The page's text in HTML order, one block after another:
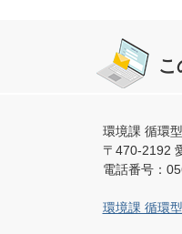
こ
環境課 循環
〒470-2192
電話番号：
環境課 循環